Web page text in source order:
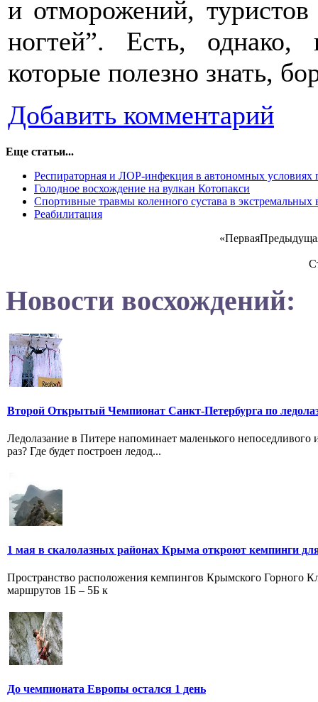
и отморожений,
ногтей”. Есть,
которые полезно знать,
Добавить комментарий
Еще статьи...
Респираторная и ЛОР-инфекция в автономных условиях
Голодное восхождение на вулкан Котопакси
Спортивные травмы коленного сустава в экстремальных
Реабилитация
«Первая
Новости восхождений:
Второй Открытый Чемпионат Санкт-Петербурга по
Ледолазание в Питере напоминает маленького
раз? Где будет построен ледод...
1 мая в скалолазных районах Крыма откроют кемпинги
Пространство расположения кемпингов Крымского Горного
маршрутов 1Б – 5Б к
До чемпионата Европы остался 1 день